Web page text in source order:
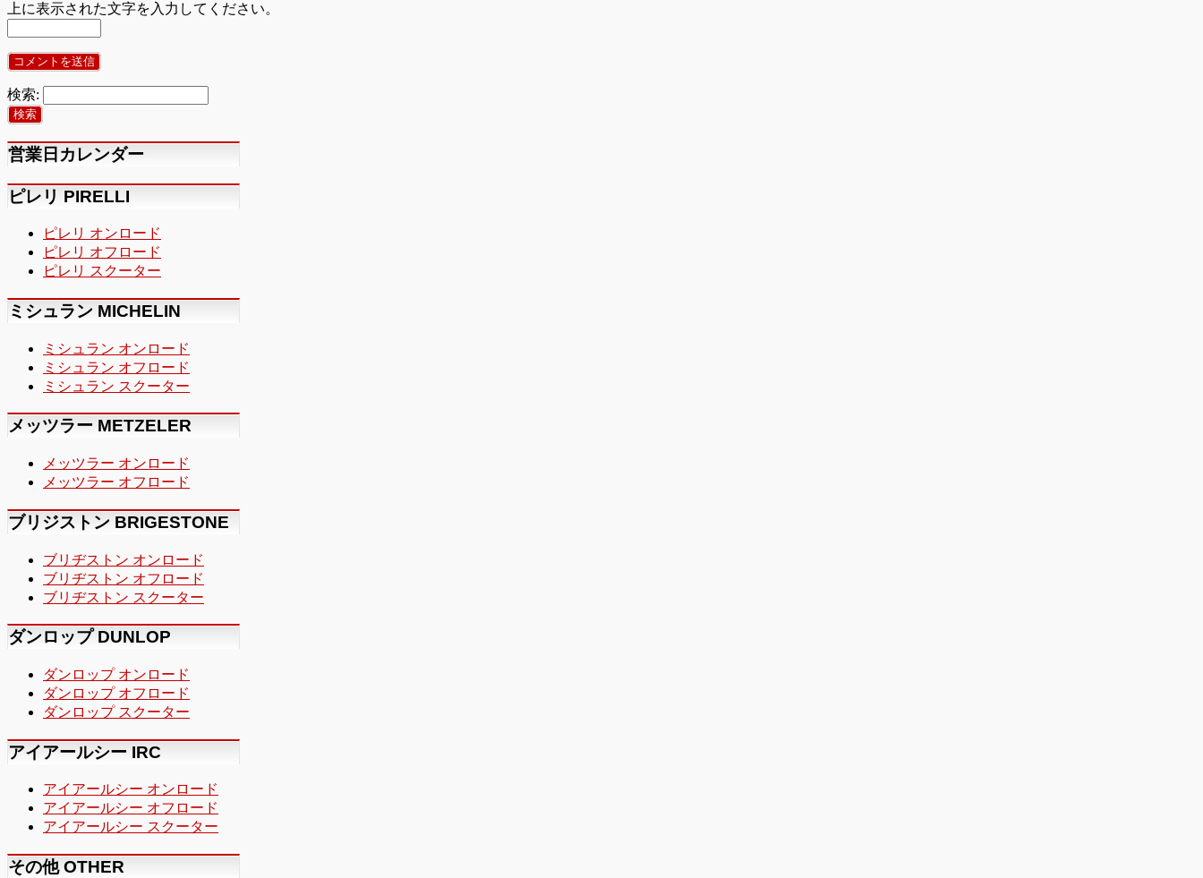
上に表示された文字を入力してください。
検索:
営業日カレンダー
ピレリ PIRELLI
ピレリ オンロード
ピレリ オフロード
ピレリ スクーター
ミシュラン MICHELIN
ミシュラン オンロード
ミシュラン オフロード
ミシュラン スクーター
メッツラー METZELER
メッツラー オンロード
メッツラー オフロード
ブリジストン BRIGESTONE
ブリヂストン オンロード
ブリヂストン オフロード
ブリヂストン スクーター
ダンロップ DUNLOP
ダンロップ オンロード
ダンロップ オフロード
ダンロップ スクーター
アイアールシー IRC
アイアールシー オンロード
アイアールシー オフロード
アイアールシー スクーター
その他 OTHER